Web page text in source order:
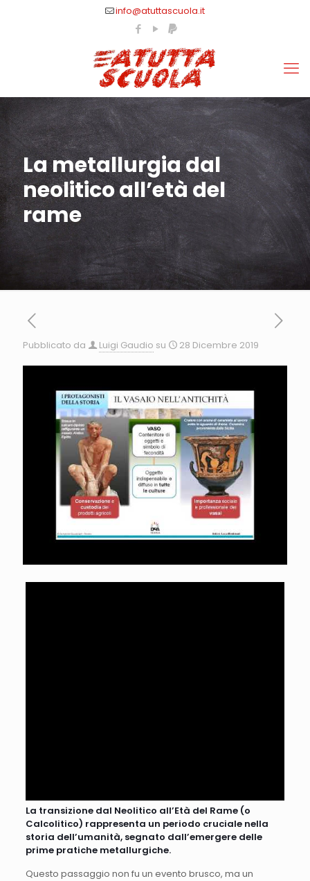
info@atuttascuola.it
La metallurgia dal
neolitico all’età del
rame
Pubblicato da Luigi Gaudio su 28 Dicembre 2019
La transizione dal Neolitico all’Età del Rame (o
Calcolitico) rappresenta un periodo cruciale nella
storia dell’umanità, segnato dall’emergere delle
prime pratiche metallurgiche.
Questo passaggio non fu un evento brusco, ma un